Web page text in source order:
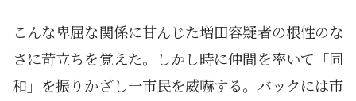
こんな卑屈な関係に甘んじた増田容疑者の根性のな
さに苛立ちを覚えた。しかし時に仲間を率いて「同
和」を振りかざし一市民を威嚇する。バックには市